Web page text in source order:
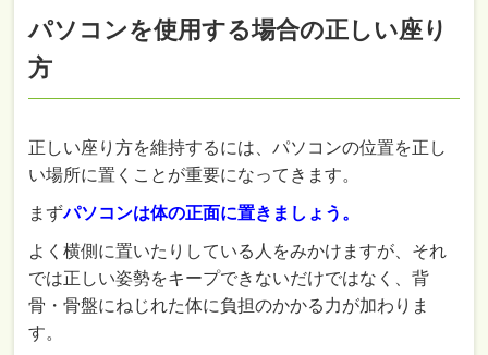
パソコンを使用する場合の正しい座り
方
正しい座り方を維持するには、パソコンの位置を正し
い場所に置くことが重要になってきます。
まずパソコンは体の正面に置きましょう。
よく横側に置いたりしている人をみかけますが、それ
では正しい姿勢をキープできないだけではなく、背
骨・骨盤にねじれた体に負担のかかる力が加わりま
す。